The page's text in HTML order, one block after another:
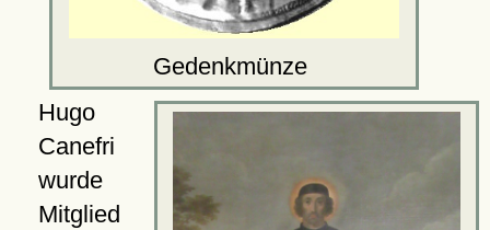
Gedenkmünze
Hugo
Canefri
wurde
Mitglied